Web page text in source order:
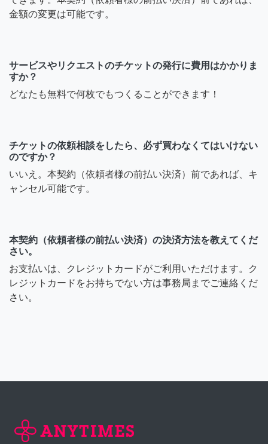
金額の変更は可能です。
サービスやリクエストのチケットの発行に費用はかかりま
すか？
どなたも無料で何枚でもつくることができます！
チケットの依頼相談をしたら、必ず買わなくてはいけない
のですか？
いいえ。本契約（依頼者様の前払い決済）前であれば、キ
ャンセル可能です。
本契約（依頼者様の前払い決済）の決済方法を教えてくだ
さい。
お支払いは、クレジットカードがご利用いただけます。ク
レジットカードをお持ちでない方は事務局までご連絡くだ
さい。